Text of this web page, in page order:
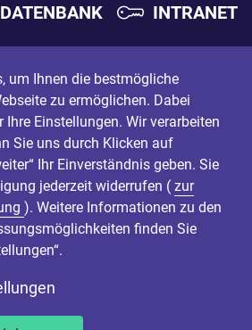
INTRANET
um Ihnen die bestmögliche
zu ermöglichen. Dabei
Einstellungen. Wir verarbeiten
Sie uns durch Klicken auf
Ihr Einverständnis geben. Sie
jederzeit widerrufen ( zur
). Weitere Informationen zu den
finden Sie